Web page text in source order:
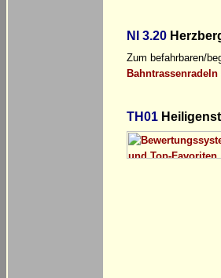
NI 3.20
Zum befahrbaren/
TH01